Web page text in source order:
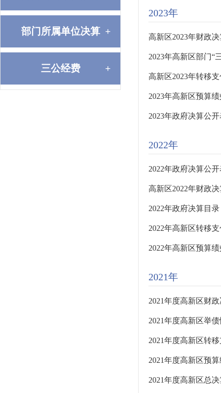
部门所属单位决算 +
三公经费 +
2023年
高新区2023年财政
2023年高新区部门“
高新区2023年转移
2023年高新区预算
2023年政府决算公
2022年
2022年政府决算公
高新区2022年财政
​2022年政府决算目录
​2022年高新区转移
2022年高新区预算
2021年
2021年度高新区财
2021年度高新区举
2021年度高新区转
2021年度高新区预
2021年度高新区总